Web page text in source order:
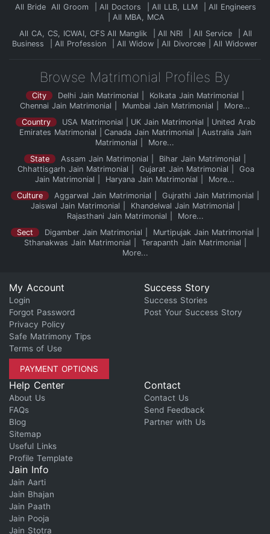
All Bride All Groom All Doctors All LLB, LLM
All Engineers
All MBA, MCA
All CA, CS, ICWAI, CFS All Manglik All NRI All Service
All
Business
All Profession All Widow All Divorcee All Widower
Browse Matrimonial Profiles By
City Delhi Jain Matrimonial
Kolkata Jain Matrimonial
Chennai Jain Matrimonial
Mumbai Jain Matrimonial
More...
Country
USA Matrimonial UK Jain Matrimonial
United Arab
Emirates Matrimonial
Canada Jain Matrimonial
Australia Jain
Matrimonial
More...
State
Assam Jain Matrimonial
Bihar Jain Matrimonial
Chhattisgarh Jain Matrimonial
Gujarat Jain Matrimonial
Goa
Jain Matrimonial
Haryana Jain Matrimonial
More...
Culture
Aggarwal Jain Matrimonial
Gujrathi Jain Matrimonial
Jaiswal Jain Matrimonial
Khandelwal Jain Matrimonial
Rajasthani Jain Matrimonial
More...
Sect
Digamber Jain Matrimonial
Murtipujak Jain Matrimonial
Sthanakwas Jain Matrimonial
Terapanth Jain Matrimonial
More...
My Account
Login
Forgot Password
Privacy Policy
Safe Matrimony Tips
Terms of Use
PAYMENT OPTIONS
Success Story
Success Stories
Post Your Success Story
Help Center
About Us
FAQs
Blog
Sitemap
Useful Links
Profile Template
Contact
Contact Us
Send Feedback
Partner with Us
Jain Info
Jain Aarti
Jain Bhajan
Jain Paath
Jain Pooja
Jain Stotra